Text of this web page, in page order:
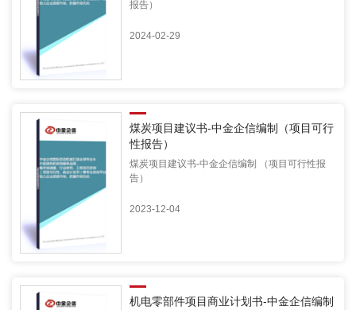
报告）
2024-02-29
煤炭项目建议书-中金企信编制（项目可行
性报告）
煤炭项目建议书-中金企信编制 （项目可行性报
告）
2023-12-04
机电零部件项目商业计划书-中金企信编制